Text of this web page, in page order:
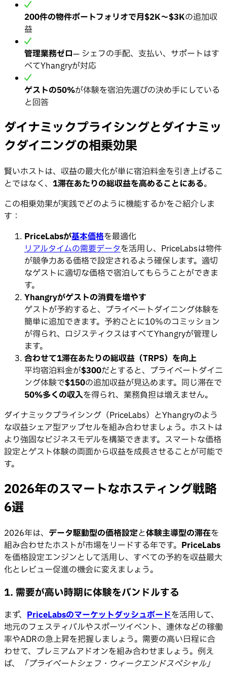
200件の物件ポートフォリオで月$2K〜$3Kの追加収
益
管理業務ゼロ— シェフの手配、支払い、サポートはす
べてYhangryが対応
ゲストの50%が体験を宿泊先選びの決め手にしている
と回答
ダイナミックプライシングとダイナミッ
クダイニングの相乗効果
賢いホストは、収益の最大化が単に宿泊料金を引き上げるこ
とではなく、 1滞在あたりの総収益を高めることにある。
この相乗効果が実践でどのように機能するかをご紹介しま
す：
PriceLabsが基本価格を最適化
リアルタイムの需要データを活用し、PriceLabsは物件
が競争力ある価格で設定されるよう確保します。適切
なゲストに適切な価格で宿泊してもらうことができま
す。
Yhangryがゲストの消費を増やす
ゲストが予約すると、プライベートダイニング体験を
簡単に追加できます。予約ごとに10%のコミッション
が得られ、ロジスティクスはすべてYhangryが管理し
ます。
合わせて1滞在あたりの総収益（TRPS）を向上
平均宿泊料金が$300だとすると、プライベートダイニ
ング体験で$150の追加収益が見込めます。同じ滞在で
50%多くの収入を得られ、業務負担は増えません。
ダイナミックプライシング（PriceLabs）とYhangryのよう
な収益シェア型アップセルを組み合わせましょう。ホストは
より強固なビジネスモデルを構築できます。スマートな価格
設定とゲスト体験の両面から収益を成長させることが可能で
す。
2026年のスマートなホスティング戦略
6選
2026年は、 データ駆動型の価格設定と体験主導型の滞在を
組み合わせたホストが市場をリードする年です。 PriceLabs
を価格設定エンジンとして活用し、すべての予約を収益最大
化とレビュー促進の機会に変えましょう。
1. 需要が高い時期に体験をバンドルする
まず、 PriceLabsのマーケットダッシュボードを活用して、
地元のフェスティバルやスポーツイベント、連休などの稼働
率やADRの急上昇を把握しましょう。需要の高い日程に合
わせて、プレミアムアドオンを組み合わせましょう。例え
ば、
「プライベートシェフ・ウィークエンドスペシャル」